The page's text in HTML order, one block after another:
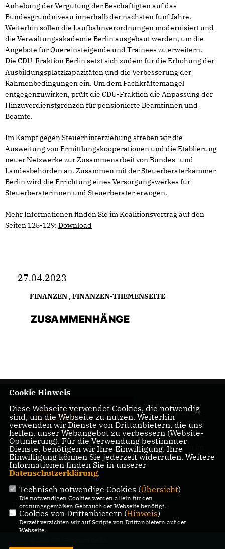
Anhebung der Vergütung der Beschäftigten auf das
Bundesgrundniveau innerhalb der nächsten fünf Jahre.
Weiterhin sollen die Laufbahnverordnungen modernisiert und
die Verwaltungsakademie Berlin ausgebaut werden, um die
Angebote für Quereinsteigende und Trainees zu erweitern.
Die CDU-Fraktion Berlin setzt sich zudem für die Erhöhung der
Ausbildungsplatzkapazitäten und die Verbesserung der
Rahmenbedingungen ein. Um dem Fachkräftemangel
entgegenzuwirken, prüft die CDU-Fraktion die Anpassung der
Hinzuverdienstgrenzen für pensionierte Beamtinnen und
Beamte.
Im Kampf gegen Steuerhinterziehung streben wir die
Ausweitung von Ermittlungskooperationen und die Etablierung
neuer Netzwerke zur Zusammenarbeit von Bundes- und
Landesbehörden an. Zusammen mit der Steuerberaterkammer
Berlin wird die Errichtung eines Versorgungswerkes für
Steuerberaterinnen und Steuerberater erwogen.
Mehr Informationen finden Sie im Koalitionsvertrag auf den
Seiten 125-129: Download
27.04.2023
FINANZEN,FINANZEN-THEMENSEITE
ZUSAMMENHÄNGE
Abgeordneten aus
allen Bezirken
Berlins sind wir die
größte Fraktion im
Berliner Abgeordnetenhaus.
IMPRESSUM DATENSCHUTZ KONTAKT
Cookie Hinweis
Diese Webseite verwendet Cookies, die notwendig
sind, um die Webseite zu nutzen. Weiterhin
verwenden wir Dienste von Drittanbietern, die uns
helfen, unser Webangebot zu verbessern (Website-
Optmierung). Für die Verwendung bestimmter
Dienste, benötigen wir Ihre Einwilligung. Ihre
Einwilligung können Sie jederzeit widerrufen. Weitere
Informationen finden Sie in unserer
Datenschutzerklärung.
Technisch notwendige Cookies (Übersicht)
Die notwendigen Cookies werden allein für den
ordnungsgemäßen Gebrauch der Webseite benötigt.
Cookies von Drittanbietern (Hinweis)
Derzeit verzichten wir auf Scripte von Drittanbietern auf der
Webseite.